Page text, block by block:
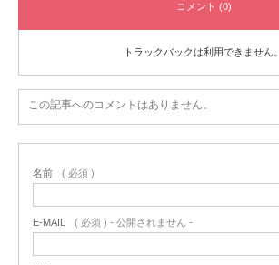
コメント (0)
トラックバックは利用できません。
この記事へのコメントはありません。
名前 ( 必須 )
E-MAIL ( 必須 ) - 公開されません -